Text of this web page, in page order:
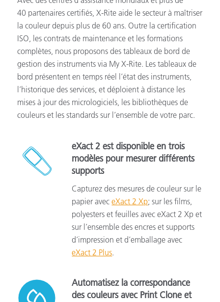
40 partenaires certifiés, X-Rite aide le secteur à maîtriser
la couleur depuis plus de 60 ans. Outre la certification
ISO, les contrats de maintenance et les formations
complètes, nous proposons des tableaux de bord de
gestion des instruments via My X-Rite. Les tableaux de
bord présentent en temps réel l’état des instruments,
l’historique des services, et déploient à distance les
mises à jour des micrologiciels, les bibliothèques de
couleurs et les standards sur l’ensemble de votre parc.
eXact 2 est disponible en trois
modèles pour mesurer différents
supports
Capturez des mesures de couleur sur le
papier aveceXact 2 Xp; sur les films,
polyesters et feuilles avec eXact 2 Xp et
sur l’ensemble des encres et supports
d’impression et d’emballage avec
eXact 2 Plus.
Automatisez la correspondance
des couleurs avec Print Clone et